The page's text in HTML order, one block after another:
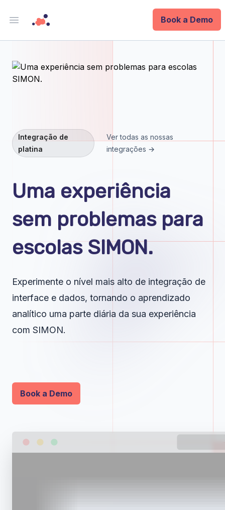
Open main menu
Book a Demo
Data Ops
Integrations
Company
Integração de
platina
Ver todas as nossas
integrações →
Uma experiência
sem problemas para
escolas SIMON.
Experimente o nível mais alto de integração de
interface e dados, tornando o aprendizado
analítico uma parte diária da sua experiência
com SIMON.
Book a Demo